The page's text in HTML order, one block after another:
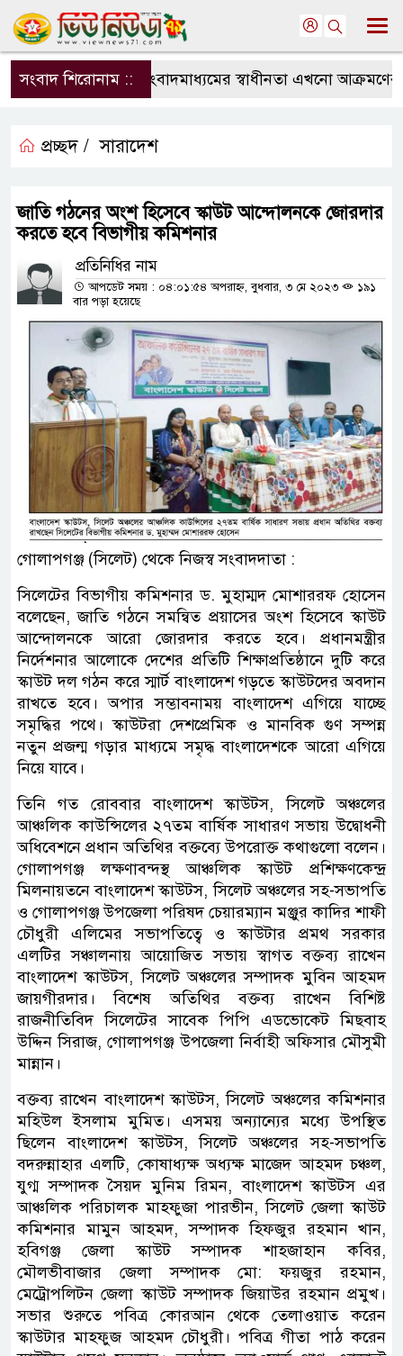
সংবাদ শিরোনাম ::সংবাদমাধ্যমের স্বাধীনতা এখনো আক্রমণের
প্রচ্ছদ / সারাদেশ
জাতি গঠনের অংশ হিসেবে স্কাউট আন্দোলনকে জোরদার
করতে হবে বিভাগীয় কমিশনার
প্রতিনিধির নাম
আপডেট সময় : ০৪:০১:৫৪ অপরাহ্ন, বুধবার, ৩ মে ২০২৩
১৯১
বার পড়া হয়েছে
গোলাপগঞ্জ (সিলেট) থেকে নিজস্ব সংবাদদাতা :
সিলেটের বিভাগীয় কমিশনার ড. মুহাম্মদ মোশাররফ হোসেন
বলেছেন, জাতি গঠনে সমন্বিত প্রয়াসের অংশ হিসেবে স্কাউট
আন্দোলনকে আরো জোরদার করতে হবে। প্রধানমন্ত্রীর
নির্দেশনার আলোকে দেশের প্রতিটি শিক্ষাপ্রতিষ্ঠানে দুটি করে
স্কাউট দল গঠন করে স্মার্ট বাংলাদেশ গড়তে স্কাউটদের অবদান
রাখতে হবে। অপার সম্ভাবনাময় বাংলাদেশ এগিয়ে যাচ্ছে
সমৃদ্ধির পথে। স্কাউটরা দেশপ্রেমিক ও মানবিক গুণ সম্পন্ন
নতুন প্রজন্ম গড়ার মাধ্যমে সমৃদ্ধ বাংলাদেশকে আরো এগিয়ে
নিয়ে যাবে।
তিনি গত রোববার বাংলাদেশ স্কাউটস, সিলেট অঞ্চলের
আঞ্চলিক কাউন্সিলের ২৭তম বার্ষিক সাধারণ সভায় উদ্বোধনী
অধিবেশনে প্রধান অতিথির বক্তব্যে উপরোক্ত কথাগুলো বলেন।
গোলাপগঞ্জ লক্ষণাবন্দস্থ আঞ্চলিক স্কাউট প্রশিক্ষণকেন্দ্র
মিলনায়তনে বাংলাদেশ স্কাউটস, সিলেট অঞ্চলের সহ-সভাপতি
ও গোলাপগঞ্জ উপজেলা পরিষদ চেয়ারম্যান মঞ্জুর কাদির শাফী
চৌধুরী এলিমের সভাপতিত্বে ও স্কাউটার প্রমথ সরকার
এলটির সঞ্চালনায় আয়োজিত সভায় স্বাগত বক্তব্য রাখেন
বাংলাদেশ স্কাউটস, সিলেট অঞ্চলের সম্পাদক মুবিন আহমদ
জায়গীরদার। বিশেষ অতিথির বক্তব্য রাখেন বিশিষ্ট
রাজনীতিবিদ সিলেটের সাবেক পিপি এডভোকেট মিছবাহ
উদ্দিন সিরাজ, গোলাপগঞ্জ উপজেলা নির্বাহী অফিসার মৌসুমী
মান্নান।
বক্তব্য রাখেন বাংলাদেশ স্কাউটস, সিলেট অঞ্চলের কমিশনার
মহিউল ইসলাম মুমিত। এসময় অন্যান্যের মধ্যে উপস্থিত
ছিলেন বাংলাদেশ স্কাউটস, সিলেট অঞ্চলের সহ-সভাপতি
বদরুন্নাহার এলটি, কোষাধ্যক্ষ অধ্যক্ষ মাজেদ আহমদ চঞ্চল,
যুগ্ম সম্পাদক সৈয়দ মুনিম রিমন, বাংলাদেশ স্কাউটস এর
আঞ্চলিক পরিচালক মাহফুজা পারভীন, সিলেট জেলা স্কাউট
কমিশনার মামুন আহমদ, সম্পাদক হিফজুর রহমান খান,
হবিগঞ্জ জেলা স্কাউট সম্পাদক শাহজাহান কবির,
মৌলভীবাজার জেলা সম্পাদক মো: ফয়জুর রহমান,
মেট্রোপলিটন জেলা স্কাউট সম্পাদক জিয়াউর রহমান প্রমুখ।
সভার শুরুতে পবিত্র কোরআন থেকে তেলাওয়াত করেন
স্কাউটার মাহফুজ আহমদ চৌধুরী। পবিত্র গীতা পাঠ করেন